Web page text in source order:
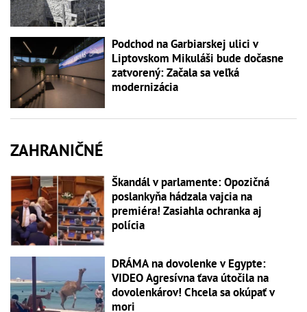
Podchod na Garbiarskej ulici v
Liptovskom Mikuláši bude dočasne
zatvorený: Začala sa veľká
modernizácia
ZAHRANIČNÉ
Škandál v parlamente: Opozičná
poslankyňa hádzala vajcia na
premiéra! Zasiahla ochranka aj
polícia
DRÁMA na dovolenke v Egypte:
VIDEO Agresívna ťava útočila na
dovolenkárov! Chcela sa okúpať v
mori